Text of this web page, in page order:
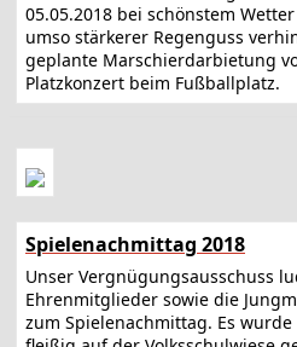
05.05.2018 bei schönstem
umso stärkerer Regenguss
geplante Marschierdarbietung
Platzkonzert beim Fußballplatz.
Spielenachmittag 2018
Unser Vergnügungsausschuss
Ehrenmitglieder sowie die
zum Spielenachmittag. Es